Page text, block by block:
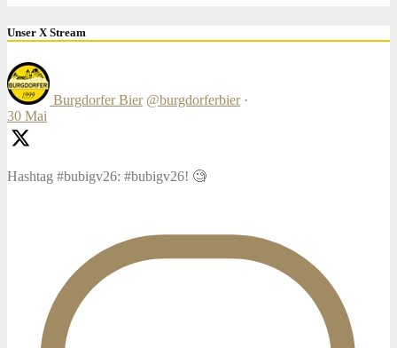
Unser X Stream
Burgdorfer Bier @burgdorferbier ·
30 Mai
Hashtag #bubigv26: #bubigv26! 🧐